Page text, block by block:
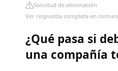
Solicitud de eliminación
Ver respuesta completa en
¿Qué pasa si
una compañía